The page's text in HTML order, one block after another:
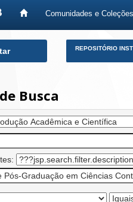
Comunidades e Coleções
REPOSITÓRIO
Busca